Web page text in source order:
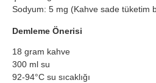
Sodyum: 5 mg (Kahve sade tüketim
Demleme Önerisi
18 gram kahve
300 ml su
92-94°C su sıcaklığı